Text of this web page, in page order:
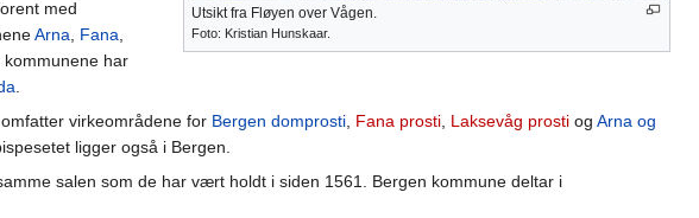
Utsikt fra Fløyen over Vågen.
Foto: Kristian Hunskaar.
med
Arna Fana
kommunene har
omfatter virkeområdene for Bergen domprosti Fana prosti Laksevåg prosti og Arna og
ligger også i Bergen.
salen som de har vært holdt i siden 1561. Bergen kommune deltar i